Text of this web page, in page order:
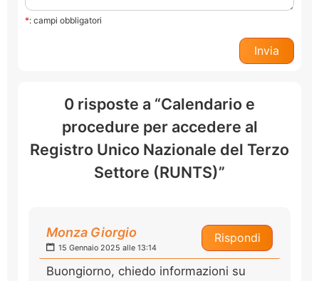
*: campi obbligatori
0 risposte a “Calendario e
procedure per accedere al
Registro Unico Nazionale del Terzo
Settore (RUNTS)”
Rispondi
Monza Giorgio
15 Gennaio 2025 alle 13:14
Buongiorno, chiedo informazioni su